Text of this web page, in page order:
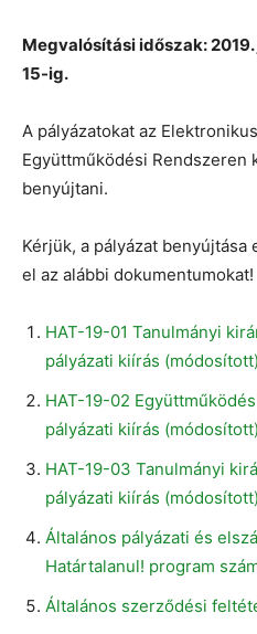
Megvalósítási időszak:
15-ig.
A pályázatokat az
Együttműködési Rendszeren
benyújtani.
Kérjük, a pályázat
el az alábbi dokumentumokat!
HAT-19-01 Tanulmányi
pályázati kiírás
HAT-19-02
pályázati kiírás
HAT-19-03 Tanulmányi
pályázati kiírás
Általános pályázati és
Határtalanul! program
Általános szerződési